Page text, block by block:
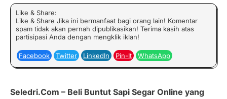
Like & Share:
Like & Share Jika ini bermanfaat bagi orang lain! Komentar
spam tidak akan pernah dipublikasikan! Terima kasih atas
partisipasi Anda dengan mengklik iklan!
Facebook Twitter LinkedIn Pin-It WhatsApp
Seledri.Com – Beli Buntut Sapi Segar Online yang